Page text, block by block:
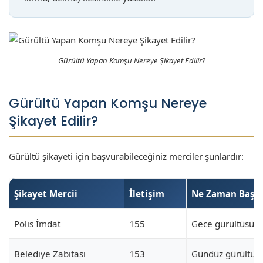
Gürültü Yapan Komşu Nereye Şikayet Edilir?
Gürültü Yapan Komşu Nereye
Şikayet Edilir?
Gürültü şikayeti için başvurabileceğiniz merciler şunlardır:
Şikayet Mercii İletişim Ne Zaman
Polis İmdat 155 Gece gürültüsü,
Belediye Zabıtası 153 Gündüz